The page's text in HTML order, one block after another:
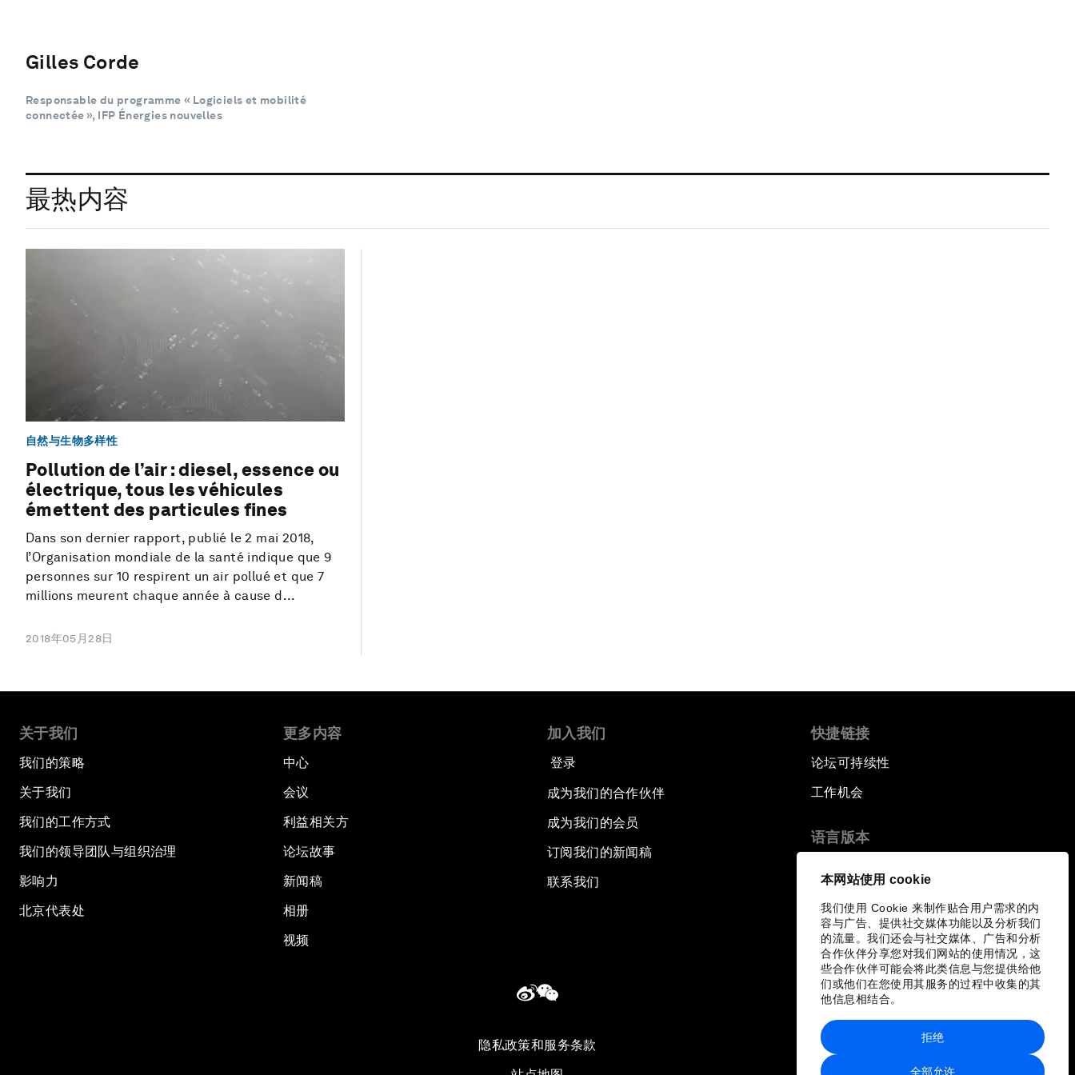
本网站使用 cookie
我们使用 Cookie 来制作贴合用户需求的内
容与广告、提供社交媒体功能以及分析我们
的流量。我们还会与社交媒体、广告和分析
合作伙伴分享您对我们网站的使用情况，这
些合作伙伴可能会将此类信息与您提供给他
们或他们在您使用其服务的过程中收集的其
他信息相结合。
全部允许
拒绝
Gilles Corde
Responsable du programme « Logiciels et mobilité
connectée », IFP Énergies nouvelles
最热内容
自然与生物多样性
Pollution de l’air : diesel, essence ou
électrique, tous les véhicules
émettent des particules fines
Dans son dernier rapport, publié le 2 mai 2018,
l’Organisation mondiale de la santé indique que 9
personnes sur 10 respirent un air pollué et que 7
millions meurent chaque année à cause d...
2018年05月28日
关于我们
我们的策略
关于我们
我们的工作方式
我们的领导团队与组织治理
影响力
北京代表处
更多内容
中心
会议
利益相关方
论坛故事
新闻稿
相册
视频
加入我们
登录
成为我们的合作伙伴
成为我们的会员
订阅我们的新闻稿
联系我们
快捷链接
论坛可持续性
工作机会
语言版本
隐私政策和服务条款